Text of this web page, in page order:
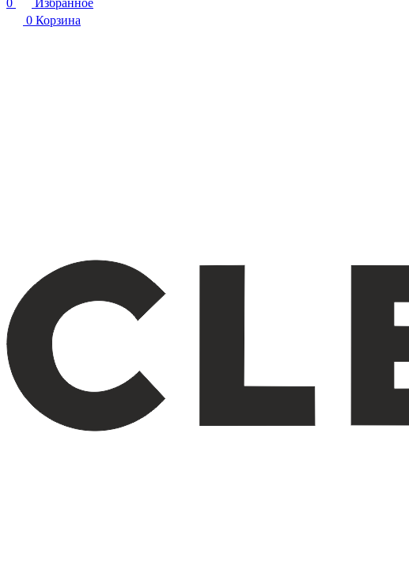
0
Избранное
0 Корзина